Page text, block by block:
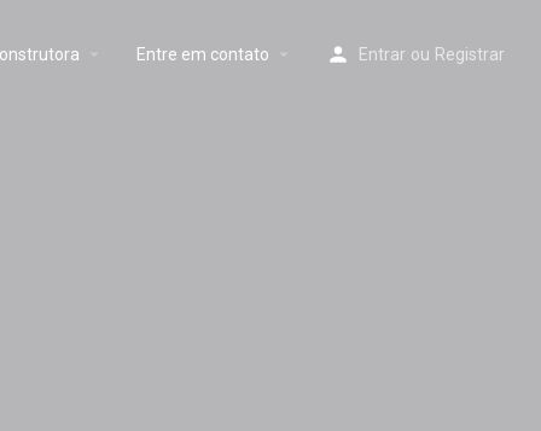
Entre em contato Entrar ou Registrar